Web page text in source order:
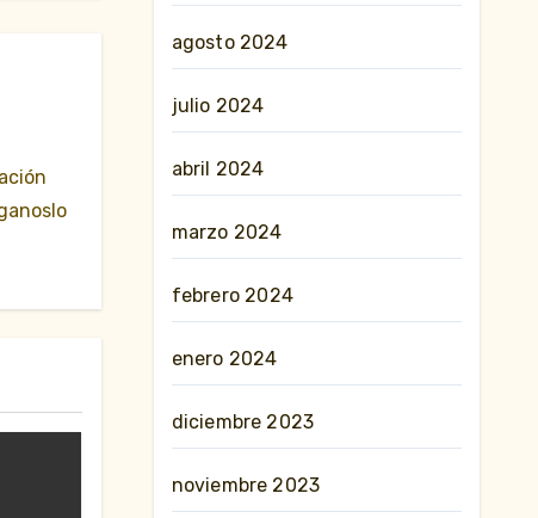
agosto 2024
julio 2024
abril 2024
marzo 2024
febrero 2024
enero 2024
diciembre 2023
noviembre 2023